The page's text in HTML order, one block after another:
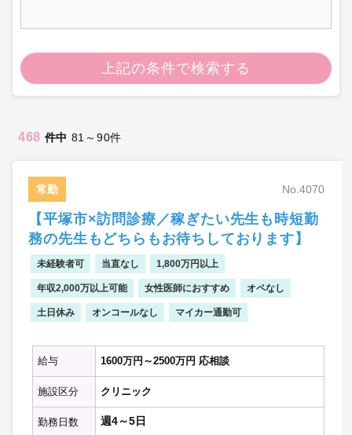
上記の条件で検索する
468 件中 81～90件
常勤 No.4070
【平塚市×訪問診療／稼ぎたい先生も時短勤
務の先生もどちらもお待ちしております】
未経験者可 当直なし 1,800万円以上
年収2,000万以上可能 女性医師におすすめ オペなし
土日休み オンコールなし マイカー通勤可
給与 1600万円～2500万円 応相談
施設区分 クリニック
勤務日数 週4～5日